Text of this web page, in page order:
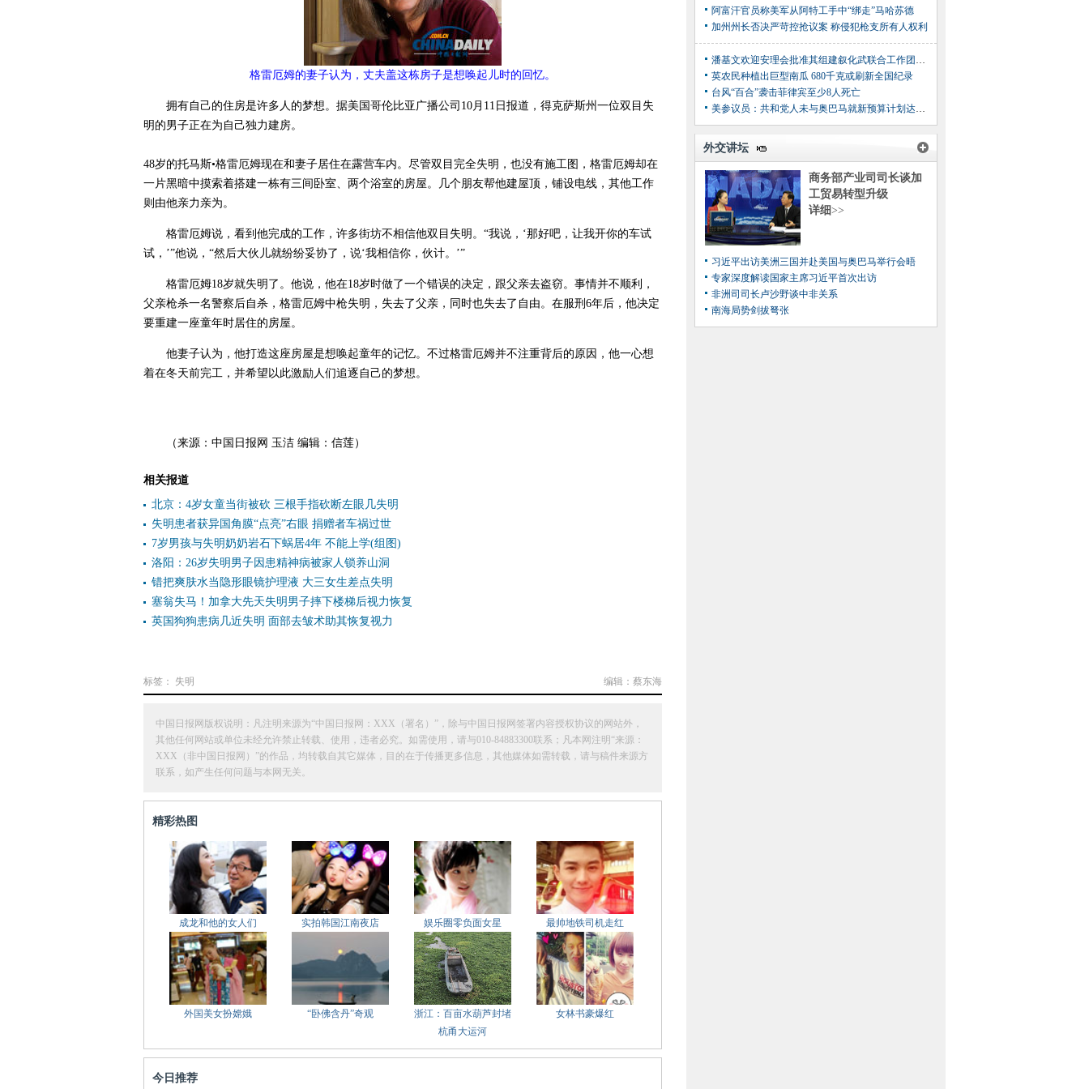
格雷厄姆的妻子认为，丈夫盖这栋房子是想唤起儿时的回忆。
拥有自己的住房是许多人的梦想。据美国哥伦比亚广播公司10月11日报道，得克萨斯州一位双目失
明的男子正在为自己独力建房。
48岁的托马斯•格雷厄姆现在和妻子居住在露营车内。尽管双目完全失明，也没有施工图，格雷厄姆却在
一片黑暗中摸索着搭建一栋有三间卧室、两个浴室的房屋。几个朋友帮他建屋顶，铺设电线，其他工作
则由他亲力亲为。
格雷厄姆说，看到他完成的工作，许多街坊不相信他双目失明。“我说，‘那好吧，让我开你的车试
试，’”他说，“然后大伙儿就纷纷妥协了，说‘我相信你，伙计。’”
格雷厄姆18岁就失明了。他说，他在18岁时做了一个错误的决定，跟父亲去盗窃。事情并不顺利，
父亲枪杀一名警察后自杀，格雷厄姆中枪失明，失去了父亲，同时也失去了自由。在服刑6年后，他决定
要重建一座童年时居住的房屋。
他妻子认为，他打造这座房屋是想唤起童年的记忆。不过格雷厄姆并不注重背后的原因，他一心想
着在冬天前完工，并希望以此激励人们追逐自己的梦想。
（来源：中国日报网 玉洁 编辑：信莲）
相关报道
北京：4岁女童当街被砍 三根手指砍断左眼几失明
失明患者获异国角膜“点亮”右眼 捐赠者车祸过世
7岁男孩与失明奶奶岩石下蜗居4年 不能上学(组图)
洛阳：26岁失明男子因患精神病被家人锁养山洞
错把爽肤水当隐形眼镜护理液 大三女生差点失明
塞翁失马！加拿大先天失明男子摔下楼梯后视力恢复
英国狗狗患病几近失明 面部去皱术助其恢复视力
编辑：蔡东海
标签： 失明
中国日报网版权说明：凡注明来源为“中国日报网：XXX（署名）”，除与中国日报网签署内容授权协议的网站外，
其他任何网站或单位未经允许禁止转载、使用，违者必究。如需使用，请与010-84883300联系；凡本网注明“来源：
XXX（非中国日报网）”的作品，均转载自其它媒体，目的在于传播更多信息，其他媒体如需转载，请与稿件来源方
联系，如产生任何问题与本网无关。
精彩热图
成龙和他的女人们 实拍韩国江南夜店 娱乐圈零负面女星 最帅地铁司机走红
外国美女扮嫦娥 “卧佛含丹”奇观
浙江：百亩水葫芦封堵
杭甬大运河
女林书豪爆红
今日推荐
阿富汗官员称美军从阿特工手中“绑走”马哈苏德
加州州长否决严苛控抢议案 称侵犯枪支所有人权利
潘基文欢迎安理会批准其组建叙化武联合工作团建议
英农民种植出巨型南瓜 680千克或刷新全国纪录
台风“百合”袭击菲律宾至少8人死亡
美参议员：共和党人未与奥巴马就新预算计划达成共识
外交讲坛
商务部产业司司长谈加
工贸易转型升级
详细>>
习近平出访美洲三国并赴美国与奥巴马举行会晤
专家深度解读国家主席习近平首次出访
非洲司司长卢沙野谈中非关系
南海局势剑拔弩张